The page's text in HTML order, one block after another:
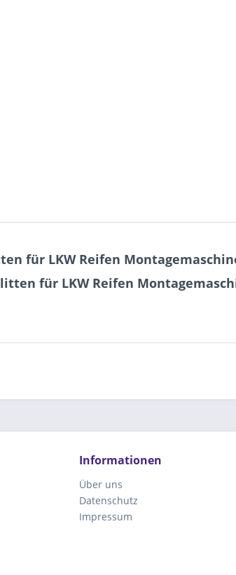
LKW Reifen Montagemaschine
für LKW Reifen
Informationen
Über uns
Datenschutz
Impressum